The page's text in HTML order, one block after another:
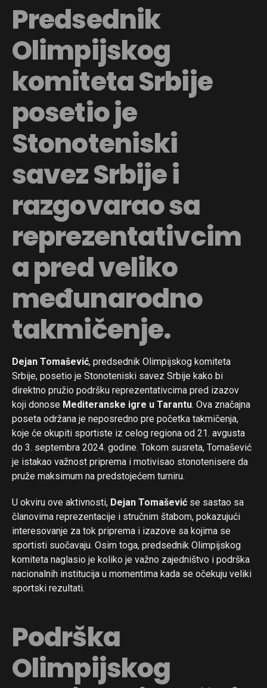
Predsednik
Olimpijskog
komiteta Srbije
posetio je
Stonoteniski
savez Srbije i
razgovarao sa
reprezentativcim
a pred veliko
međunarodno
takmičenje.
Dejan Tomašević, predsednik Olimpijskog komiteta
Srbije, posetio je Stonoteniski savez Srbije kako bi
direktno pružio podršku reprezentativcima pred izazov
koji donose Mediteranske igre u Tarantu. Ova značajna
poseta održana je neposredno pre početka takmičenja,
koje će okupiti sportiste iz celog regiona od 21. avgusta
do 3. septembra 2024. godine. Tokom susreta, Tomašević
je istakao važnost priprema i motivisao stonotenisere da
pruže maksimum na predstojećem turniru.
U okviru ove aktivnosti, Dejan Tomašević se sastao sa
članovima reprezentacije i stručnim štabom, pokazujući
interesovanje za tok priprema i izazove sa kojima se
sportisti suočavaju. Osim toga, predsednik Olimpijskog
komiteta naglasio je koliko je važno zajedništvo i podrška
nacionalnih institucija u momentima kada se očekuju veliki
sportski rezultati.
Podrška
Olimpijskog